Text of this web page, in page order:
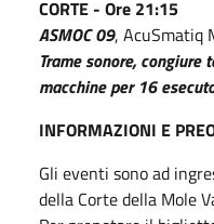
CORTE - Ore 21:15
ASMOC 09, AcuSmatiq
Trame sonore,
macchine per 16
INFORMAZIONI E
Gli eventi sono ad
della Corte della Mole